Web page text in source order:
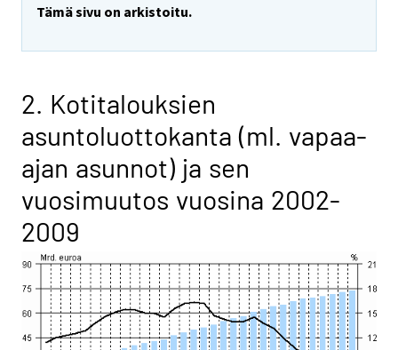
Tämä sivu on arkistoitu.
2. Kotitalouksien
asuntoluottokanta (ml. vapaa-
ajan asunnot) ja sen
vuosimuutos vuosina 2002-
2009